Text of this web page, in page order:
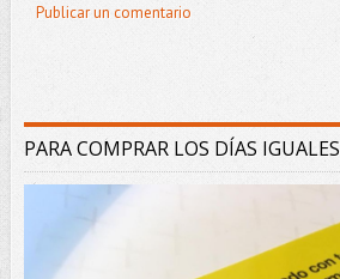
Publicar un comentario
PARA COMPRAR LOS DÍAS IGUALES